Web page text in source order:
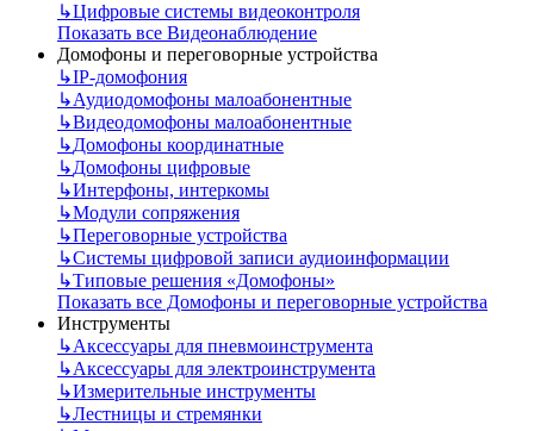
↳Цифровые системы видеоконтроля
Показать все Видеонаблюдение
Домофоны и переговорные устройства
↳IP-домофония
↳Аудиодомофоны малоабонентные
↳Видеодомофоны малоабонентные
↳Домофоны координатные
↳Домофоны цифровые
↳Интерфоны, интеркомы
↳Модули сопряжения
↳Переговорные устройства
↳Системы цифровой записи аудиоинформации
↳Типовые решения «Домофоны»
Показать все Домофоны и переговорные устройства
Инструменты
↳Аксессуары для пневмоинструмента
↳Аксессуары для электроинструмента
↳Измерительные инструменты
↳Лестницы и стремянки